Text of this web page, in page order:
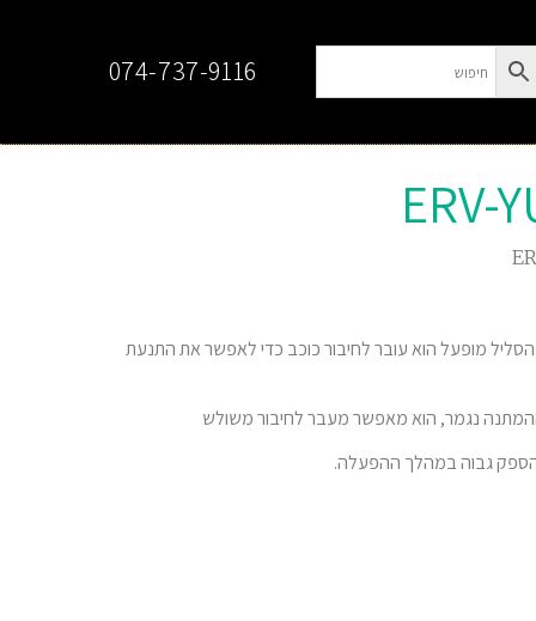
074-737-9116
מופעל הוא עובר לחיבור כוכב כדי לאפשר את התנעת
נגמר, הוא מאפשר מעבר לחיבור משולש
גבוה במהלך ההפעלה.